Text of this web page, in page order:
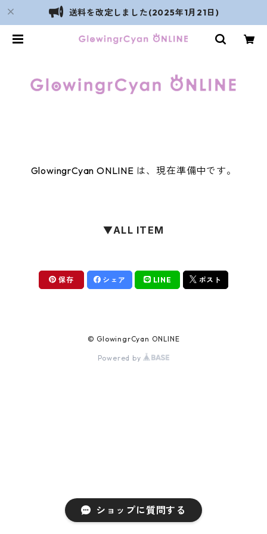
送料を改定しました(2025年1月21日)
GlowingrCyan ONLINE は、現在準備中です。
▼ALL ITEM
保存 シェア LINE ポスト
© GlowingrCyan ONLINE
Powered by
ショップに質問する